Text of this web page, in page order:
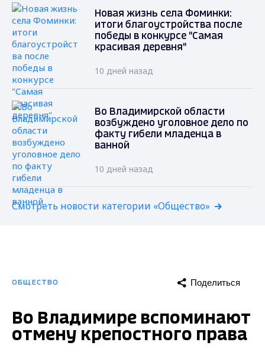
Новая жизнь села Фоминки:
итоги благоустройства после
победы в конкурсе "Самая
красивая деревня"
10 дней назад
Во Владимирской области
возбуждено уголовное дело по
факту гибели младенца в
ванной
10 дней назад
Смотреть новости категории «Общество»
ОБЩЕСТВО Поделиться
Во Владимире вспоминают
отмену крепостного права